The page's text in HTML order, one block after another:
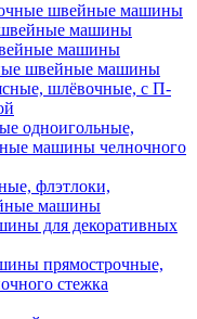
швейные машины
машины
машины
швейные машины
шлёвочные, с П-
одноигольные,
машины челночного
флэтлоки,
машины
для декоративных
прямострочные,
стежка